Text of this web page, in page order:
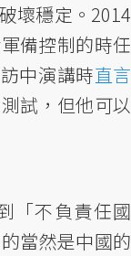
壞穩定。2014
備控制的時任
訪中演講時直言
試，但他可以
「不負責任國
當然是中國的